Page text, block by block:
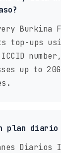
Burkina
top-ups
up to
plan
Diarios